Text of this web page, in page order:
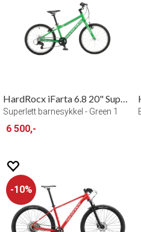
HardRocx iFarta 6.8 20" Superlight
Superlett barnesykkel - Green 1
6 500,-
10%